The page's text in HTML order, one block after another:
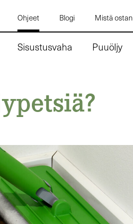
Ohjeet Blogi Mistä ostan
Sisustusvaha Puuöljy